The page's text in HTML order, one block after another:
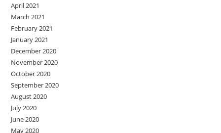
April 2021
March 2021
February 2021
January 2021
December 2020
November 2020
October 2020
September 2020
August 2020
July 2020
June 2020
May 2020